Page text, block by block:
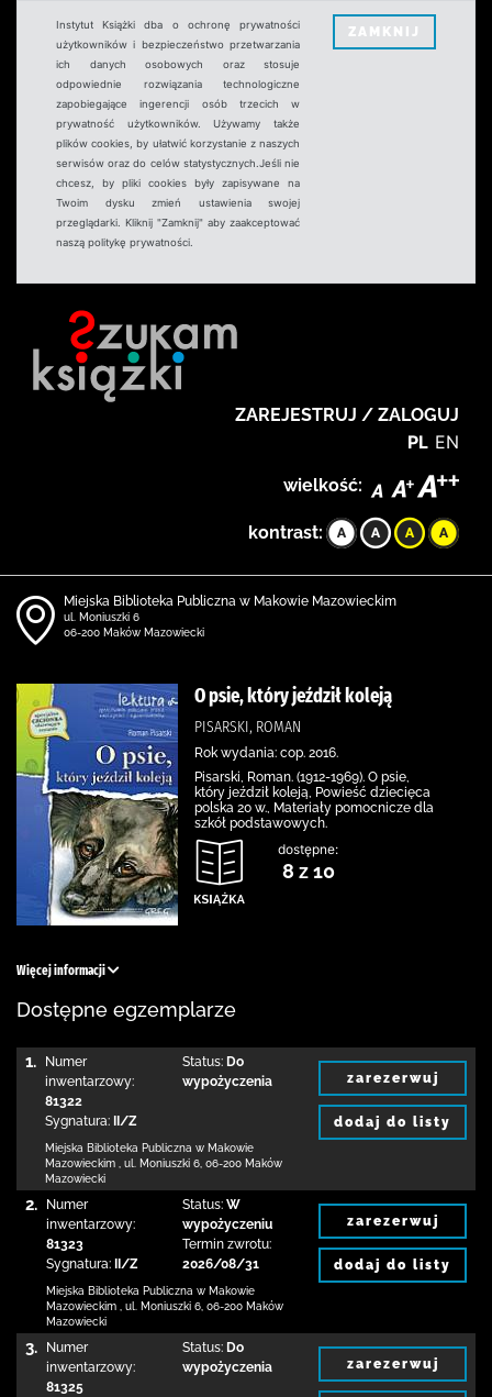
Instytut Książki dba o ochronę prywatności
użytkowników i bezpieczeństwo przetwarzania
ich danych osobowych oraz stosuje
odpowiednie rozwiązania technologiczne
zapobiegające ingerencji osób trzecich w
prywatność użytkowników. Używamy także
plików cookies, by ułatwić korzystanie z naszych
serwisów oraz do celów statystycznych.Jeśli nie
chcesz, by pliki cookies były zapisywane na
Twoim dysku zmień ustawienia swojej
przeglądarki. Kliknij "Zamknij" aby zaakceptować
naszą politykę prywatności.
ZAMKNIJ
ZAREJESTRUJ / ZALOGUJ
PL EN
wielkość:
kontrast:
Miejska Biblioteka Publiczna w Makowie Mazowieckim
ul. Moniuszki 6
06-200 Maków Mazowiecki
O psie, który jeździł koleją
PISARSKI, ROMAN
Rok wydania: cop. 2016.
Pisarski, Roman. (1912-1969). O psie,
który jeździł koleją, Powieść dziecięca
polska 20 w., Materiały pomocnicze dla
szkół podstawowych.
dostępne:
8 z 10
Więcej informacji
Dostępne egzemplarze
1.
Numer
inwentarzowy:
81322
Sygnatura:
II/Z
Status: Do
wypożyczenia
Miejska Biblioteka Publiczna w Makowie
Mazowieckim
ul. Moniuszki 6 06-200 Maków
Mazowiecki
zarezerwuj
dodaj do listy
2.
Numer
inwentarzowy:
81323
Sygnatura:
II/Z
Status: W
wypożyczeniu
Termin zwrotu:
2026/08/31
Miejska Biblioteka Publiczna w Makowie
Mazowieckim
ul. Moniuszki 6 06-200 Maków
Mazowiecki
zarezerwuj
dodaj do listy
3.
Numer
inwentarzowy:
81325
Status: Do
wypożyczenia
zarezerwuj